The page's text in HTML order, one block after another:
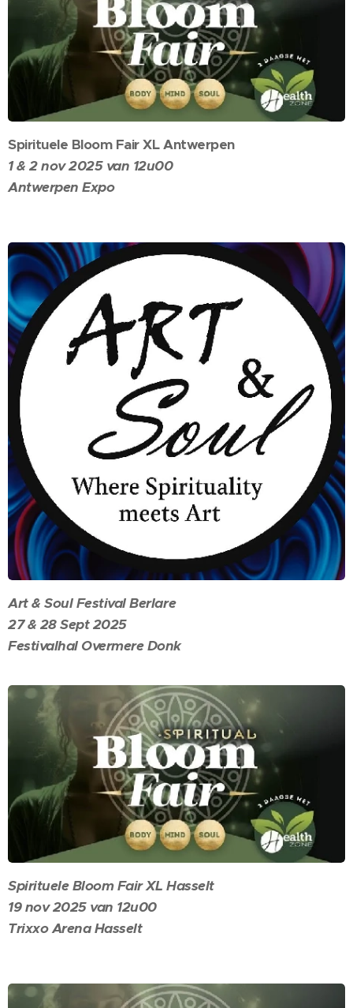
Spirituele Bloom Fair XL Antwerpen
1 & 2 nov 2025 van 12u00
Antwerpen Expo
Art & Soul Festival Berlare
27 & 28 Sept 2025
Festivalhal Overmere Donk
Spirituele Bloom Fair XL Hasselt
19 nov 2025 van 12u00
Trixxo Arena Hasselt